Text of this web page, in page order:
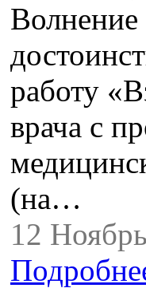
Волнение
работу
врача с
(на…
12